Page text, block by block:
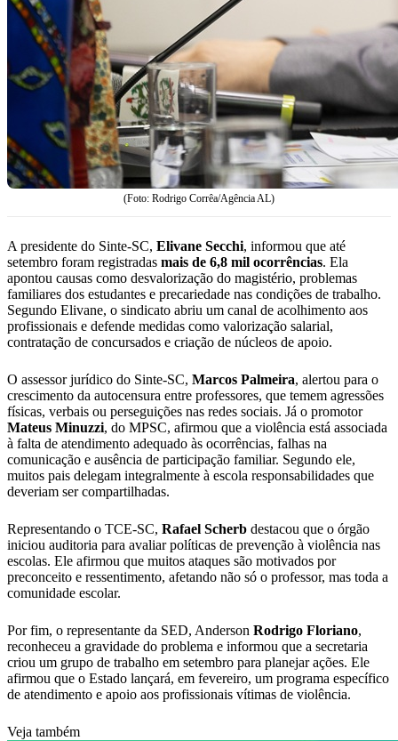
(Foto: Rodrigo Corrêa/Agência AL)
A presidente do Sinte-SC, Elivane Secchi, informou que até
setembro foram registradas mais de 6,8 mil ocorrências. Ela
apontou causas como desvalorização do magistério, problemas
familiares dos estudantes e precariedade nas condições de trabalho.
Segundo Elivane, o sindicato abriu um canal de acolhimento aos
profissionais e defende medidas como valorização salarial,
contratação de concursados e criação de núcleos de apoio.
O assessor jurídico do Sinte-SC, Marcos Palmeira, alertou para o
crescimento da autocensura entre professores, que temem agressões
físicas, verbais ou perseguições nas redes sociais. Já o promotor
Mateus Minuzzi, do MPSC, afirmou que a violência está associada
à falta de atendimento adequado às ocorrências, falhas na
comunicação e ausência de participação familiar. Segundo ele,
muitos pais delegam integralmente à escola responsabilidades que
deveriam ser compartilhadas.
Representando o TCE-SC, Rafael Scherb destacou que o órgão
iniciou auditoria para avaliar políticas de prevenção à violência nas
escolas. Ele afirmou que muitos ataques são motivados por
preconceito e ressentimento, afetando não só o professor, mas toda a
comunidade escolar.
Por fim, o representante da SED, Anderson Rodrigo Floriano,
reconheceu a gravidade do problema e informou que a secretaria
criou um grupo de trabalho em setembro para planejar ações. Ele
afirmou que o Estado lançará, em fevereiro, um programa específico
de atendimento e apoio aos profissionais vítimas de violência.
Veja também